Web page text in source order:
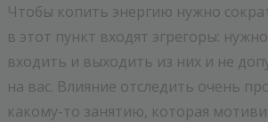
Чтобы копить энергию нужно
в этот пункт входят эгрегоры:
входить и выходить из них и не
на вас. Влияние отследить очень
какому-то занятию, которая